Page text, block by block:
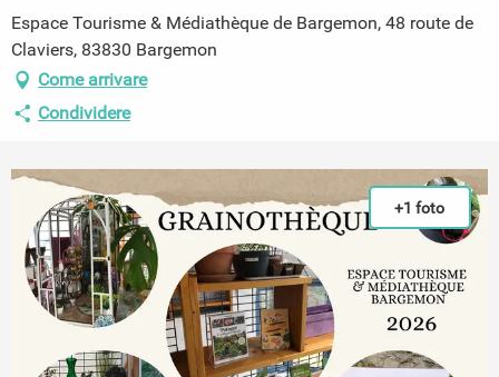
Espace Tourisme & Médiathèque de Bargemon, 48 route de
Claviers, 83830 Bargemon
Come arrivare
Condividere
+1 foto